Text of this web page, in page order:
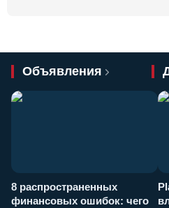
Объявления
8 распространенных
финансовых ошибок: чего